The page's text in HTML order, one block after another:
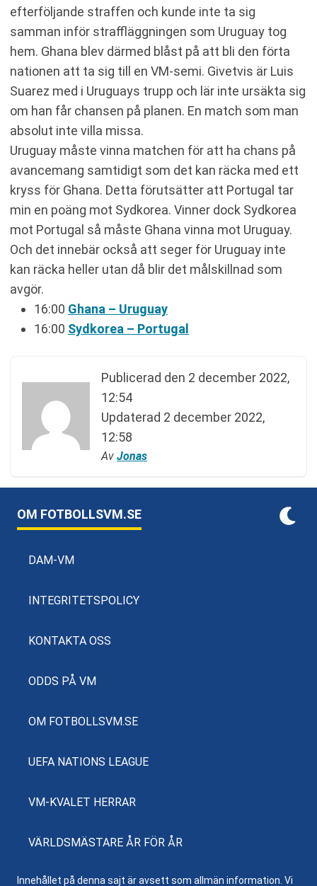
efterföljande straffen och kunde inte ta sig
samman inför straffläggningen som Uruguay tog
hem. Ghana blev därmed blåst på att bli den förta
nationen att ta sig till en VM-semi. Givetvis är Luis
Suarez med i Uruguays trupp och lär inte ursäkta sig
om han får chansen på planen. En match som man
absolut inte villa missa.
Uruguay måste vinna matchen för att ha chans på
avancemang samtidigt som det kan räcka med ett
kryss för Ghana. Detta förutsätter att Portugal tar
min en poäng mot Sydkorea. Vinner dock Sydkorea
mot Portugal så måste Ghana vinna mot Uruguay.
Och det innebär också att seger för Uruguay inte
kan räcka heller utan då blir det målskillnad som
avgör.
16:00 Ghana – Uruguay
16:00 Sydkorea – Portugal
Publicerad den 2 december 2022,
12:54
Updaterad 2 december 2022,
12:58
Av Jonas
OM FOTBOLLSVM.SE
DAM-VM
INTEGRITETSPOLICY
KONTAKTA OSS
ODDS PÅ VM
OM FOTBOLLSVM.SE
UEFA NATIONS LEAGUE
VM-KVALET HERRAR
VÄRLDSMÄSTARE ÅR FÖR ÅR
Innehållet på denna sajt är avsett som allmän information. Vi